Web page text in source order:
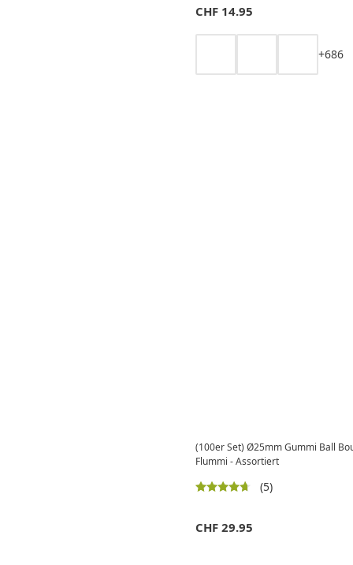
CHF 14.95
+686
(100er Set) Ø25mm Gummi Ball
Flummi - Assortiert
(5)
CHF 29.95